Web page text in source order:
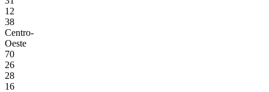
12
38
Centro-
Oeste
70
26
28
16